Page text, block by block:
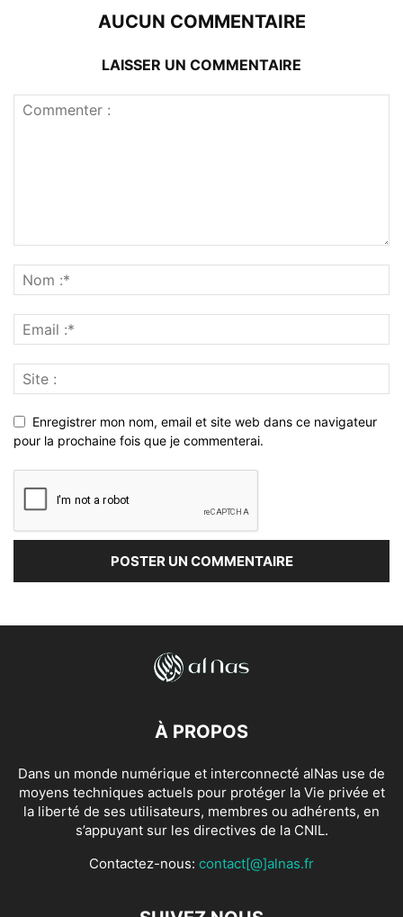
AUCUN COMMENTAIRE
LAISSER UN COMMENTAIRE
Enregistrer mon nom, email et site web dans ce navigateur
pour la prochaine fois que je commenterai.
À PROPOS
Dans un monde numérique et interconnecté alNas use de
moyens techniques actuels pour protéger la Vie privée et
la liberté de ses utilisateurs, membres ou adhérents, en
s’appuyant sur les directives de la CNIL.
Contactez-nous: contact[@]alnas.fr